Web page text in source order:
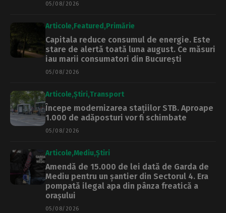
05/08/2026
Articole Featured Primărie
Capitala reduce consumul de energie. Este
stare de alertă toată luna august. Ce măsuri
iau marii consumatori din București
05/08/2026
Articole Știri Transport
Începe modernizarea stațiilor STB. Aproape
1.000 de adăposturi vor fi schimbate
05/08/2026
Articole Mediu Știri
Amendă de 15.000 de lei dată de Garda de
Mediu pentru un șantier din Sectorul 4. Era
pompată ilegal apa din pânza freatică a
orașului
05/08/2026